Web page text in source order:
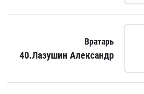
Вратарь
40.Лазушин Александр